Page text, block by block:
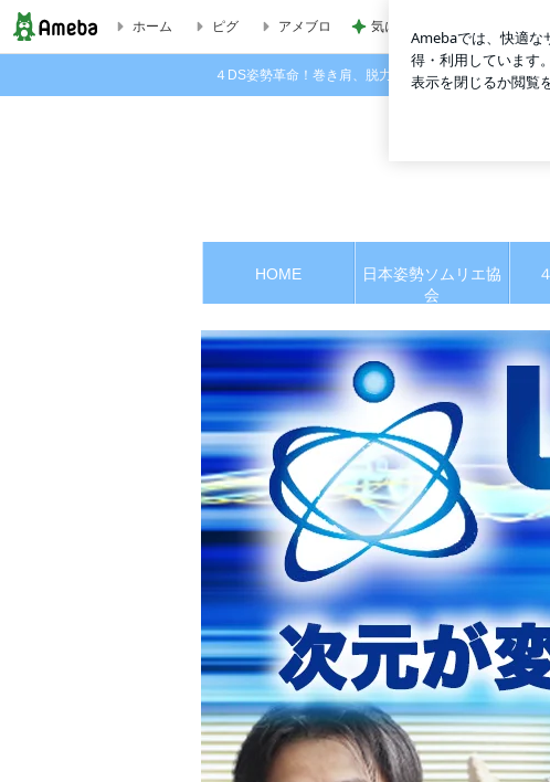
7/2 減腔トレーナー・プラクティショナー・インストラクターコ
ホーム ピグ アメブロ 気になっていたコメダの食玩
４DS姿勢革命！巻き肩、脱力で人生は好転する♪堀和夫
HOME
日本姿勢ソムリエ協
会